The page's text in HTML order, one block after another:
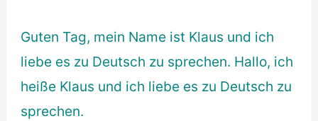
Guten Tag, mein Name ist Klaus und ich
liebe es zu Deutsch zu sprechen. Hallo, ich
heiße Klaus und ich liebe es zu Deutsch zu
sprechen.